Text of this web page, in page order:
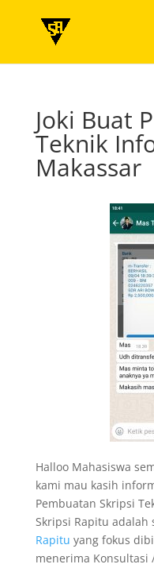
Joki Buat
Teknik
Makassar
Halloo Mahasiswa
kami mau kasih
Pembuatan Skripsi
Skripsi Rapitu adalah
Rapitu yang fokus
menerima Konsultasi